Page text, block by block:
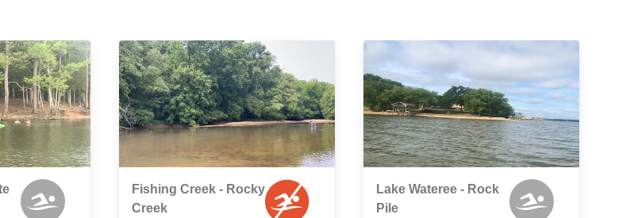
Fishing Creek - Rocky
Creek
Lake Wateree - Rock
Pile